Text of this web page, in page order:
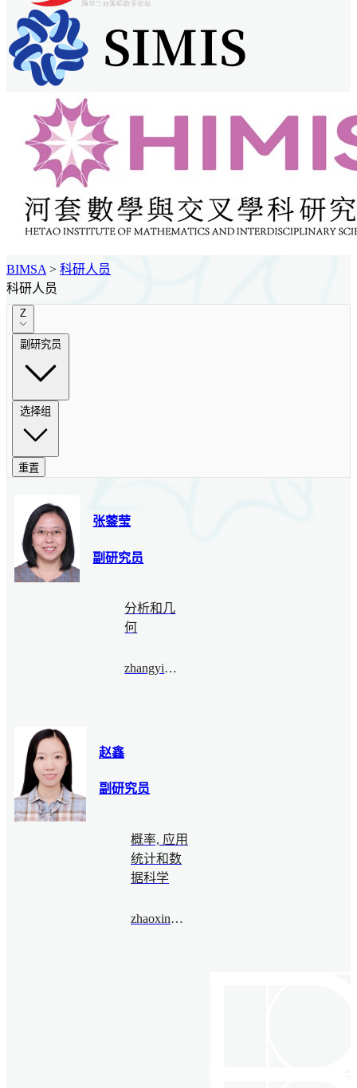
BIMSA > 科研人员
科研人员
Z
副研究员
选择组
重置
张蓥莹
副研究员
分析和几
何
zhangyingying@bimsa.cn
赵鑫
副研究员
概率, 应用
统计和数
据科学
zhaoxin@bimsa.cn